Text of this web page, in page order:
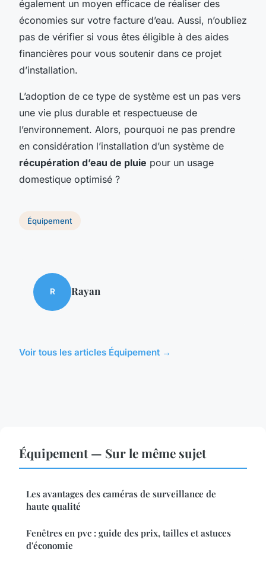
également un moyen efficace de réaliser des
économies sur votre facture d’eau. Aussi, n’oubliez
pas de vérifier si vous êtes éligible à des aides
financières pour vous soutenir dans ce projet
d’installation.
L’adoption de ce type de système est un pas vers
une vie plus durable et respectueuse de
l’environnement. Alors, pourquoi ne pas prendre
en considération l’installation d’un système de
récupération d’eau de pluie pour un usage
domestique optimisé ?
Équipement
R Rayan
Voir tous les articles Équipement →
Équipement — Sur le même sujet
Les avantages des caméras de surveillance de
haute qualité
Fenêtres en pvc : guide des prix, tailles et astuces
d'économie